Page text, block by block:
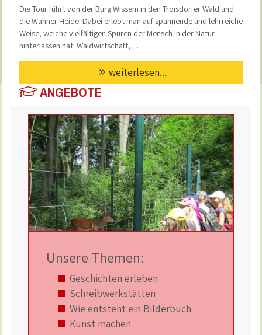
Die Tour führt von der Burg Wissem in den Troisdorfer Wald und
die Wahner Heide. Dabei erlebt man auf spannende und lehrreiche
Weise, welche vielfältigen Spuren der Mensch in der Natur
hinterlassen hat. Waldwirtschaft,…
weiterlesen...
ANGEBOTE
Unsere Themen:
Geschichten erleben
Schreibwerkstätten
Wie entsteht ein Bilderbuch
Kunst machen